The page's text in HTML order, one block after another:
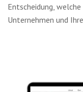
Entscheidung,
Unternehmen und